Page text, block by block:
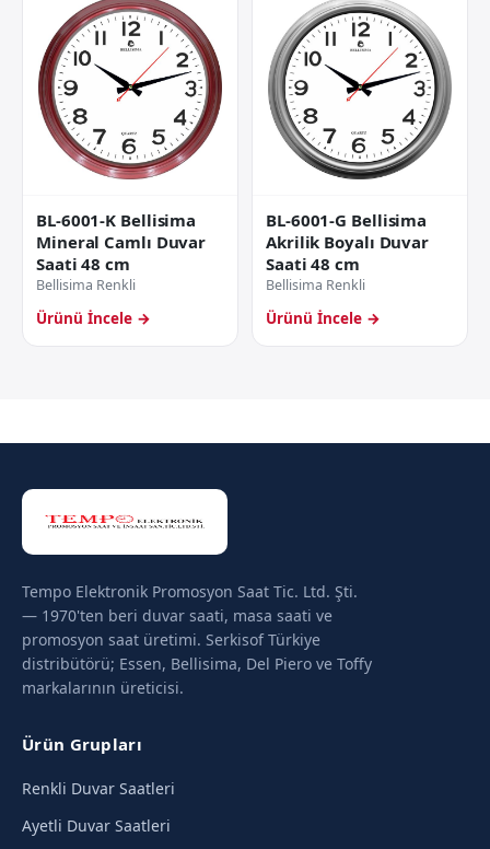
BL-6001-K Bellisima
Mineral Camlı Duvar
Saati 48 cm
Bellisima Renkli
Ürünü İncele →
BL-6001-G Bellisima
Akrilik Boyalı Duvar
Saati 48 cm
Bellisima Renkli
Ürünü İncele →
Tempo Elektronik Promosyon Saat Tic. Ltd. Şti.
— 1970'ten beri duvar saati, masa saati ve
promosyon saat üretimi. Serkisof Türkiye
distribütörü; Essen, Bellisima, Del Piero ve Toffy
markalarının üreticisi.
Ürün Grupları
Renkli Duvar Saatleri
Ayetli Duvar Saatleri